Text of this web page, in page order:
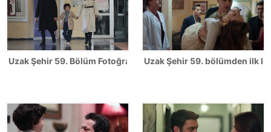
Uzak Şehir 59. Bölüm FotoğraflarıUzak Şehir 59. bölümden ilk